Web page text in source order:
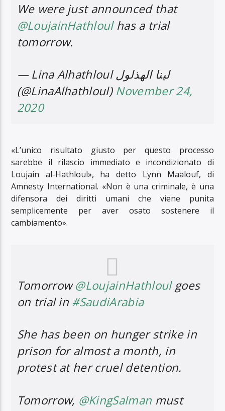
We were just announced that
@LoujainHathloulhas a trial
tomorrow.
— Lina Alhathloul لينا الهذلول
(@LinaAlhathloul) November 24,
2020
«L’unico risultato giusto per questo processo
sarebbe il rilascio immediato e incondizionato di
Loujain al-Hathloul», ha detto Lynn Maalouf, di
Amnesty International. «Non è una criminale, è una
difensora dei diritti umani che viene punita
semplicemente per aver osato sostenere il
cambiamento».
Tomorrow@LoujainHathloulgoes
on trial in #SaudiArabia
She has been on hunger strike in
prison for almost a month, in
protest at her cruel detention.
Tomorrow, @KingSalman must